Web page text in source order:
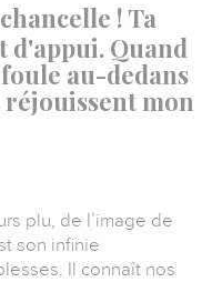
! Ta
d'appui. Quand
au-dedans
réjouissent mon
plu, de l’image de
son infinie
Il connaît nos